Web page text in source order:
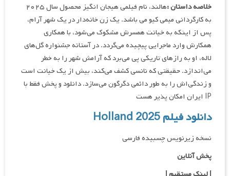
خلاصه داستان :
هالند، نام فیلمی هیجان انگیز محصول سال ۲۰۲۵
به کارگردانی میمی کیو می باشد. یک زن خانه‌دار در یک شهر آرام،
پس از اینکه به خیانت همسرش مشکوک می‌شود، با همکاری
همکارش وارد ماجرایی پیچیده می‌گردد. در آستانه جشنواره گل‌های
لاله، او به رازهای تاریکی پی می‌برد که آرامش شهر را به خطر
می‌اندازد. حقیقتی که نانسی کشف می‌کند، بیش از یک خیانت است
و زندگی‌اش را به طور دائمی دگرگون می‌سازد. دانلود و پخش فقط با
IP ایران امکان پذیر هست
دانلود فیلم Holland 2025
نسخه زیرنویس چسبیده فارسی
پخش آنلاین